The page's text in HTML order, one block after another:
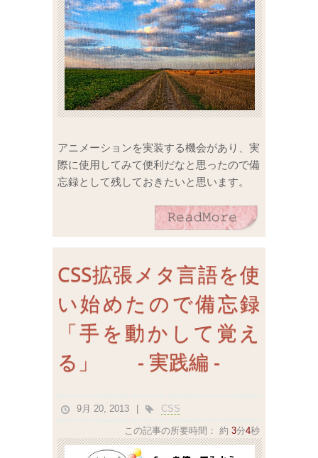
アニメーションを実装する機会があり、実
際に使用してみて便利だなと思ったので備
忘録として残しておきたいと思います。
CSS拡張メタ言語を使
い始めたので備忘録
「手を動かして覚え
る」 - 実践編 -
9月 20, 2013 CSS
この記事の所要時間：約3分4秒